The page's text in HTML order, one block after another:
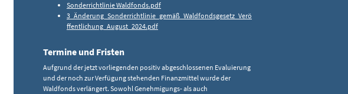
Sonderrichtlinie Waldfonds.pdf
3_Änderung_Sonderrichtlinie_gemäß_Waldfondsgesetz_Verö
ffentlichung_August_2024.pdf
Termine und Fristen
Aufgrund der jetzt vorliegenden positiv abgeschlossenen Evaluierung
und der noch zur Verfügung stehenden Finanzmittel wurde der
Waldfonds verlängert. Sowohl Genehmigungs- als auch